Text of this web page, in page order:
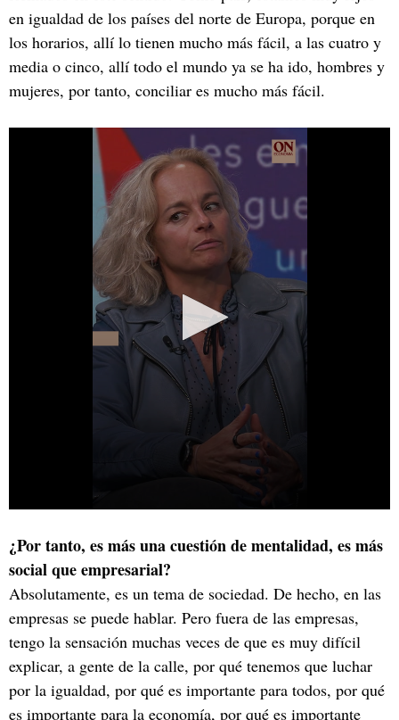
en igualdad de los países del norte de Europa, porque en
los horarios, allí lo tienen mucho más fácil, a las cuatro y
media o cinco, allí todo el mundo ya se ha ido, hombres y
mujeres, por tanto, conciliar es mucho más fácil.
¿Por tanto, es más una cuestión de mentalidad, es más
social que empresarial?
Absolutamente, es un tema de sociedad. De hecho, en las
empresas se puede hablar. Pero fuera de las empresas,
tengo la sensación muchas veces de que es muy difícil
explicar, a gente de la calle, por qué tenemos que luchar
por la igualdad, por qué es importante para todos, por qué
es importante para la economía, por qué es importante